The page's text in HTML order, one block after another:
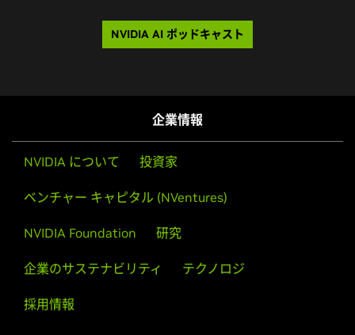
NVIDIA AI ポッドキャスト
企業情報
NVIDIA について 投資家
ベンチャー キャピタル (NVentures)
NVIDIA Foundation 研究
企業のサステナビリティ テクノロジ
採用情報